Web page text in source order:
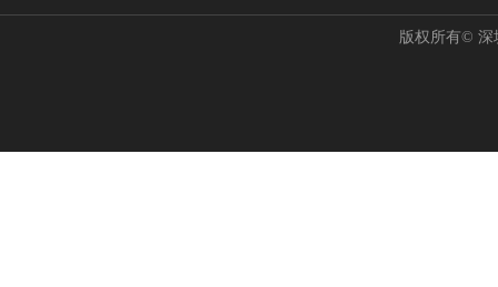
版权所有© 深